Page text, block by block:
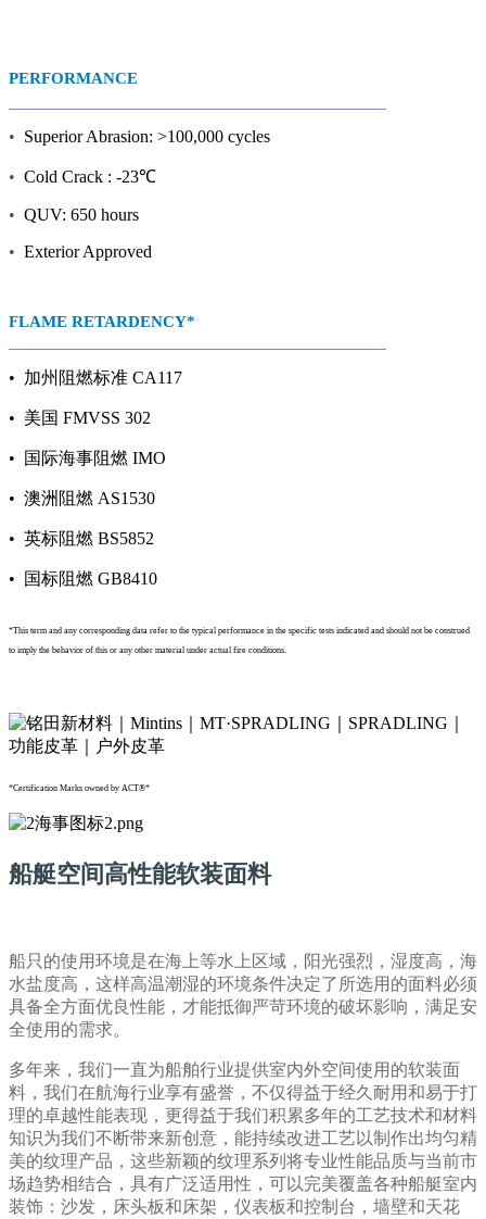
PERFORMANCE
• Superior Abrasion: >100,000 cycles
• Cold Crack : -23℃
• QUV: 650 hours
• Exterior Approved
FLAME RETARDENCY*
• 加州阻燃标准 CA117
• 美国 FMVSS 302
• 国际海事阻燃 IMO
• 澳洲阻燃 AS1530
• 英标阻燃 BS5852
• 国标阻燃 GB8410
*This term and any corresponding data refer to the typical performance in the specific tests indicated and should not be construed
to imply the behavior of this or any other material under actual fire conditions.
*Certification Marks owned by ACT®*
船艇空间高性能软装面料
船只的使用环境是在海上等水上区域，阳光强烈，湿度高，海
水盐度高，这样高温潮湿的环境条件决定了所选用的面料必须
具备全方面优良性能，才能抵御严苛环境的破坏影响，满足安
全使用的需求。
多年来，我们一直为船舶行业提供室内外空间使用的软装面
料，我们在航海行业享有盛誉，不仅得益于经久耐用和易于打
理的卓越性能表现，更得益于我们积累多年的工艺技术和材料
知识为我们不断带来新创意，能持续改进工艺以制作出均匀精
美的纹理产品，这些新颖的纹理系列将专业性能品质与当前市
场趋势相结合，具有广泛适用性，可以完美覆盖各种船艇室内
装饰：沙发，床头板和床架，仪表板和控制台，墙壁和天花